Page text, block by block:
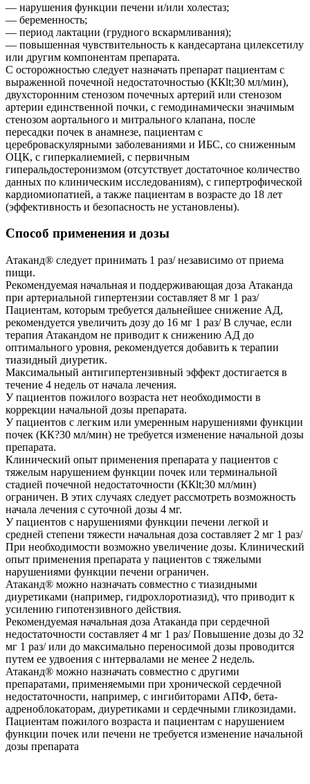
— нарушения функции печени и/или холестаз;
— беременность;
— период лактации (грудного вскармливания);
— повышенная чувствительность к кандесартана цилексетилу
или другим компонентам препарата.
С осторожностью следует назначать препарат пациентам с
выраженной почечной недостаточностью (ККlt;30 мл/мин),
двухсторонним стенозом почечных артерий или стенозом
артерии единственной почки, с гемодинамически значимым
стенозом аортального и митрального клапана, после
пересадки почек в анамнезе, пациентам с
цереброваскулярными заболеваниями и ИБС, со сниженным
ОЦК, с гиперкалиемией, с первичным
гиперальдостеронизмом (отсутствует достаточное количество
данных по клиническим исследованиям), с гипертрофической
кардиомиопатией, а также пациентам в возрасте до 18 лет
(эффективность и безопасность не установлены).
Способ применения и дозы
Атаканд® следует принимать 1 раз/ независимо от приема
пищи.
Рекомендуемая начальная и поддерживающая доза Атаканда
при артериальной гипертензии составляет 8 мг 1 раз/
Пациентам, которым требуется дальнейшее снижение АД,
рекомендуется увеличить дозу до 16 мг 1 раз/ В случае, если
терапия Атакандом не приводит к снижению АД до
оптимального уровня, рекомендуется добавить к терапии
тиазидный диуретик.
Максимальный антигипертензивный эффект достигается в
течение 4 недель от начала лечения.
У пациентов пожилого возраста нет необходимости в
коррекции начальной дозы препарата.
У пациентов с легким или умеренным нарушениями функции
почек (КК?30 мл/мин) не требуется изменение начальной дозы
препарата.
Клинический опыт применения препарата у пациентов с
тяжелым нарушением функции почек или терминальной
стадией почечной недостаточности (ККlt;30 мл/мин)
ограничен. В этих случаях следует рассмотреть возможность
начала лечения с суточной дозы 4 мг.
У пациентов с нарушениями функции печени легкой и
средней степени тяжести начальная доза составляет 2 мг 1 раз/
При необходимости возможно увеличение дозы. Клинический
опыт применения препарата у пациентов с тяжелыми
нарушениями функции печени ограничен.
Атаканд® можно назначать совместно с тиазидными
диуретиками (например, гидрохлоротиазид), что приводит к
усилению гипотензивного действия.
Рекомендуемая начальная доза Атаканда при сердечной
недостаточности составляет 4 мг 1 раз/ Повышение дозы до 32
мг 1 раз/ или до максимально переносимой дозы проводится
путем ее удвоения с интервалами не менее 2 недель.
Атаканд® можно назначать совместно с другими
препаратами, применяемыми при хронической сердечной
недостаточности, например, с ингибиторами АПФ, бета-
адреноблокаторам, диуретиками и сердечными гликозидами.
Пациентам пожилого возраста и пациентам с нарушением
функции почек или печени не требуется изменение начальной
дозы препарата